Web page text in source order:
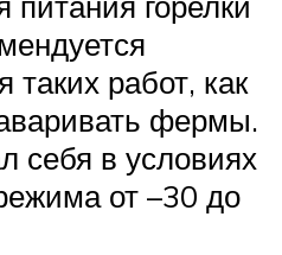
таких работ, как
фермы.
себя в условиях
от –30 до